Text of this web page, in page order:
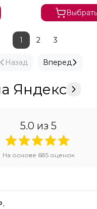
Выбрать
Назад
1 2 3
Вперед
Яндекс
5.0 из 5
На основе 685оценок